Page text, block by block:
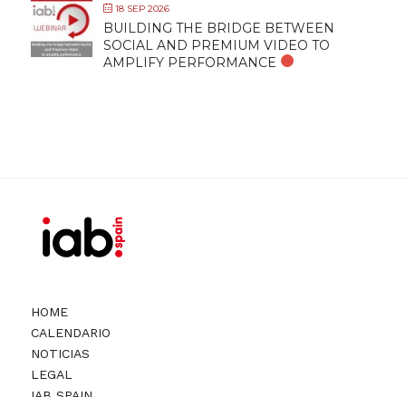
18 SEP 2026
BUILDING THE BRIDGE BETWEEN
SOCIAL AND PREMIUM VIDEO TO
AMPLIFY PERFORMANCE
HOME
CALENDARIO
NOTICIAS
LEGAL